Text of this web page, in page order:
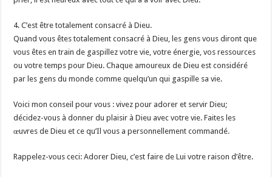
4. C’est être totalement consacré à Dieu.
Quand vous êtes totalement consacré à Dieu, les gens vous diront que
vous êtes en train de gaspillez votre vie, votre énergie, vos ressources
ou votre temps pour Dieu. Chaque amoureux de Dieu est considéré
par les gens du monde comme quelqu’un qui gaspille sa vie.
Voici mon conseil pour vous : vivez pour adorer et servir Dieu;
décidez-vous à donner du plaisir à Dieu avec votre vie. Faites les
œuvres de Dieu et ce qu’Il vous a personnellement commandé.
Rappelez-vous ceci: Adorer Dieu, c’est faire de Lui votre raison d’être.